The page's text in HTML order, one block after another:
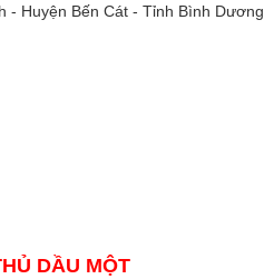
Huyện Bến Cát - Tỉnh Bình Dương.
DẦU MỘT